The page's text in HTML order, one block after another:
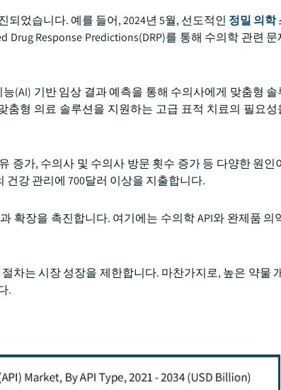
었습니다. 예를 들어, 2024년 5월, 선도적인 정밀 의학
Response Predictions(DRP)를 통해 수의학 관련
(AI) 기반 임상 결과 예측을 통해 수의사에게 맞춤형
형 의료 솔루션을 지원하는 고급 표적 치료의 필요성
증가, 수의사 및 수의사 방문 횟수 증가 등 다양한 원인
강 관리에 700달러 이상을 지출합니다.
확장을 촉진합니다. 여기에는 수의학 API와 완제품 의
차는 시장 성장을 제한합니다. 마찬가지로, 높은 약물
.